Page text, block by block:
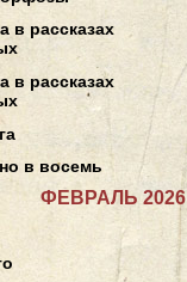
в рассказах
в рассказах
в восемь
ФЕВРАЛЬ 2026